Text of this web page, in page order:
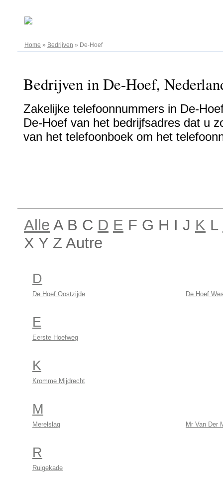
Home » Bedrijven » De-Hoef
Bedrijven in De-Hoef,
Zakelijke telefoonnummers in De-
De-Hoef van het bedrijfsadres dat u
van het telefoonboek om het
Alle A B C D E F G H I J K L
X Y Z Autre
D
De Hoef Oostzijde De Hoef
E
Eerste Hoefweg
K
Kromme Mijdrecht
M
Merelslag Mr Van Der
R
Ruigekade